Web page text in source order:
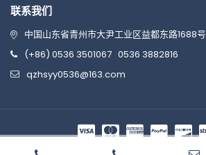
联系我们
中国山东省青州市大尹工业区益都东路1688号
(+86) 0536 3501067 0536 3882816
qzhsyy0536@163.com
© 2026 博信华盛 版权所有